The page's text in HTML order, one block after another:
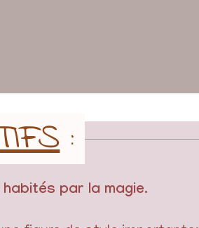
:
habités par la magie.